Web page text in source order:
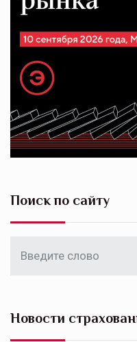
Поиск по сайту
Новости